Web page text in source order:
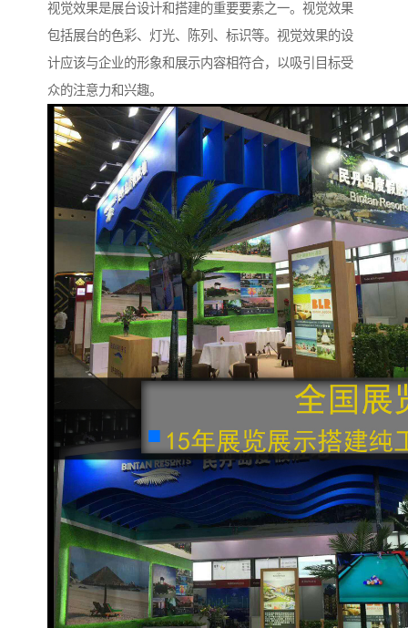
视觉效果是展台设计和搭建的重要要素之一。视觉效果
包括展台的色彩、灯光、陈列、标识等。视觉效果的设
计应该与企业的形象和展示内容相符合，以吸引目标受
众的注意力和兴趣。